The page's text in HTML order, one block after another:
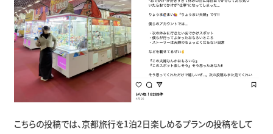
こちらの投稿では、京都旅行を1泊2日楽しめるプランの投稿をして